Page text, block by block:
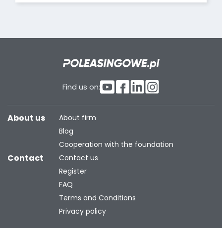
Find us on:
About us
About firm
Blog
Cooperation with the foundation
Contact
Contact us
Register
FAQ
Terms and Conditions
Privacy policy